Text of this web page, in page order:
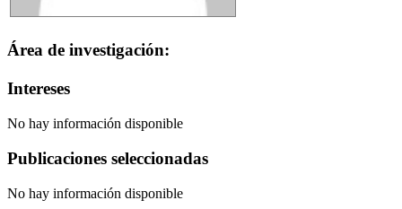
Área de investigación:
Intereses
No hay información disponible
Publicaciones seleccionadas
No hay información disponible